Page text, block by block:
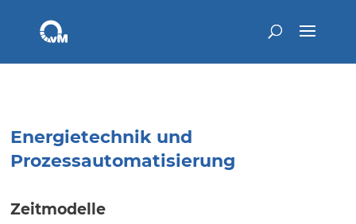
Energietechnik und
Prozessautomatisierung
Zeitmodelle